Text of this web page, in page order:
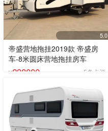
5.0
帝盛营地拖挂2019款 帝盛房
车-8米圆床营地拖挂房车
¥238000 5条点评